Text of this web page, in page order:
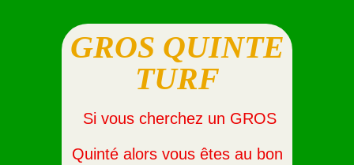
GROS QUINTE
TURF
Si vous cherchez un GROS
Quinté alors vous êtes au bon